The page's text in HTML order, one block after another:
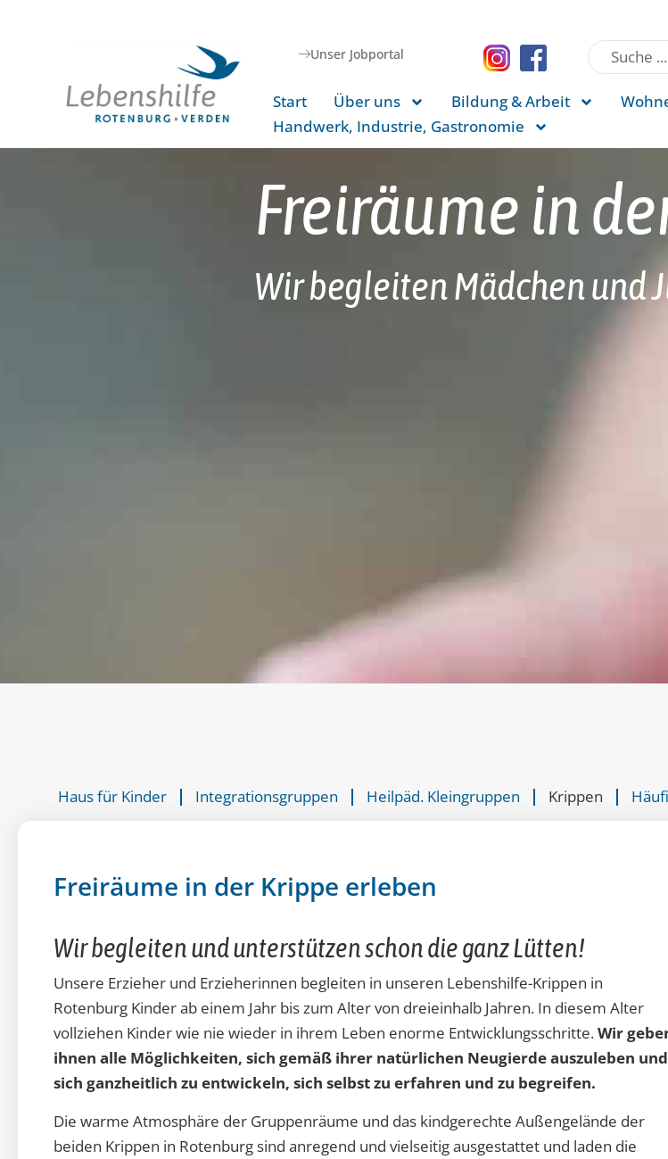
Unser Jobportal
Start Über uns Bildung & Arbeit
Handwerk, Industrie, Gastronomie
Freiräume in
Wir begleiten Mädchen und
Haus für Kinder Integrationsgruppen Heilpäd. Kleingruppen Krippen
Freiräume in der Krippe erleben
Wir begleiten und unterstützen schon die ganz Lütten!
Unsere Erzieher und Erzieherinnen begleiten in unseren Lebenshilfe-Krippen in
Rotenburg Kinder ab einem Jahr bis zum Alter von dreieinhalb Jahren. In diesem Alter
vollziehen Kinder wie nie wieder in ihrem Leben enorme Entwicklungsschritte.Wir
ihnen alle Möglichkeiten, sich gemäß ihrer natürlichen Neugierde auszuleben und
sich ganzheitlich zu entwickeln, sich selbst zu erfahren und zu begreifen.
Die warme Atmosphäre der Gruppenräume und das kindgerechte Außengelände der
beiden Krippen in Rotenburg sind anregend und vielseitig ausgestattet und laden die